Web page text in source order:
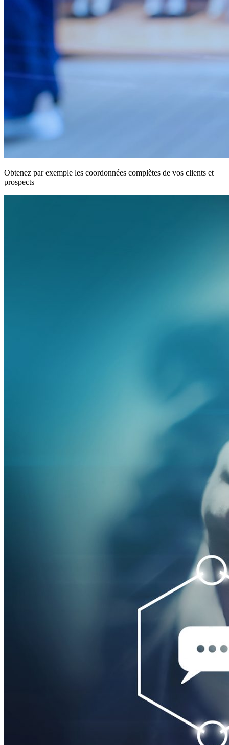
Obtenez par exemple les coordonnées complètes de vos clients et
prospects